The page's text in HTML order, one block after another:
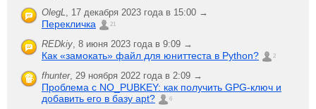
OlegL, 17 декабря 2023 года в 15:00 →
Перекличка 21
REDkiy, 8 июня 2023 года в 9:09 →
Как «замокать» файл для юниттеста в Python? 2
fhunter, 29 ноября 2022 года в 2:09 →
Проблема с NO_PUBKEY: как получить GPG-ключ и
добавить его в базу apt?
6